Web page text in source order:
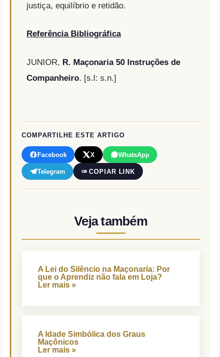
justiça, equilíbrio e retidão.
Referência Bibliográfica
JUNIOR, R. Maçonaria 50 Instruções de
Companheiro. [s.l: s.n.]
COMPARTILHE ESTE ARTIGO
Facebook X WhatsApp
Telegram COPIAR LINK
Veja também
A Lei do Silêncio na Maçonaria: Por
que o Aprendiz não fala em Loja?
Ler mais »
A Idade Simbólica dos Graus
Maçônicos
Ler mais »